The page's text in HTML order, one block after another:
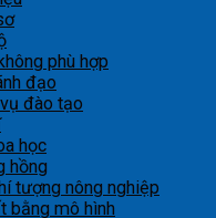
phù hợp
đạo
đào tạo
học
hồng
tượng nông nghiệp
bằng mô hình